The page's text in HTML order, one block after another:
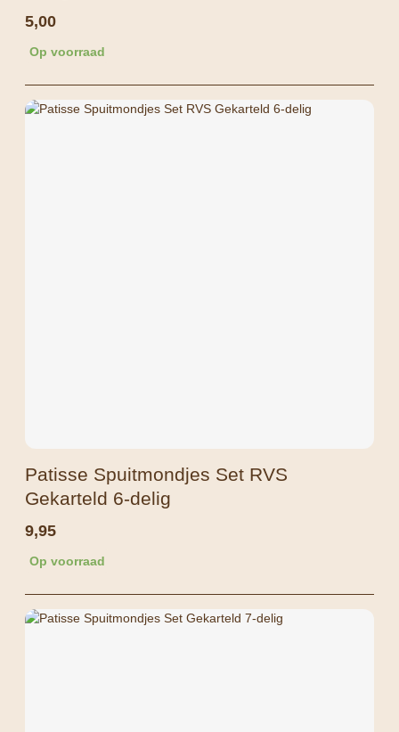
5,00
Op voorraad
Patisse Spuitmondjes Set RVS
Gekarteld 6-delig
9,95
Op voorraad